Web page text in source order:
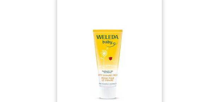
pour le visage Garnier
Hyaluron Barrier Repair
favorise les fonctions
naturelles de la peau en
aidant à maintenir son
hydratation et son équilibre
afin de contribuer à un